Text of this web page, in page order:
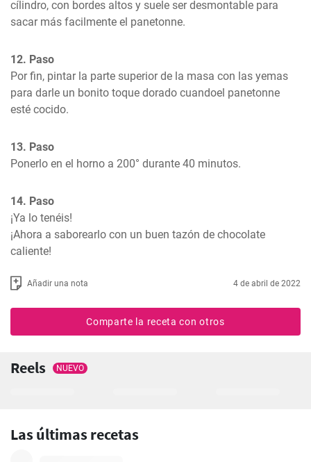
cílindro, con bordes altos y suele ser desmontable para
sacar más facilmente el panetonne.
12. Paso
Por fin, pintar la parte superior de la masa con las yemas
para darle un bonito toque dorado cuandoel panetonne
esté cocido.
13. Paso
Ponerlo en el horno a 200° durante 40 minutos.
14. Paso
¡Ya lo tenéis!
¡Ahora a saborearlo con un buen tazón de chocolate
caliente!
Añadir una nota 4 de abril de 2022
Comparte la receta con otros
Reels NUEVO
Las últimas recetas